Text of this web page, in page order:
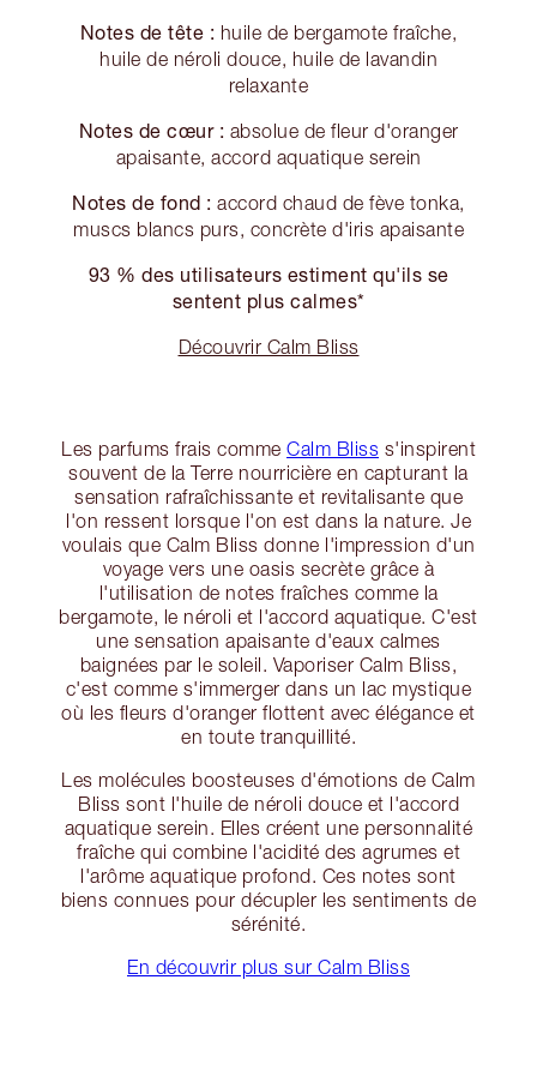
Notes de tête : huile de bergamote fraîche,
huile de néroli douce, huile de lavandin
relaxante
Notes de cœur : absolue de fleur d'oranger
apaisante, accord aquatique serein
Notes de fond : accord chaud de fève tonka,
muscs blancs purs, concrète d'iris apaisante
93 % des utilisateurs estiment qu'ils se
sentent plus calmes*
Découvrir Calm Bliss
Les parfums frais comme Calm Bliss s'inspirent
souvent de la Terre nourricière en capturant la
sensation rafraîchissante et revitalisante que
l'on ressent lorsque l'on est dans la nature. Je
voulais que Calm Bliss donne l'impression d'un
voyage vers une oasis secrète grâce à
l'utilisation de notes fraîches comme la
bergamote, le néroli et l'accord aquatique. C'est
une sensation apaisante d'eaux calmes
baignées par le soleil. Vaporiser Calm Bliss,
c'est comme s'immerger dans un lac mystique
où les fleurs d'oranger flottent avec élégance et
en toute tranquillité.
Les molécules boosteuses d'émotions de Calm
Bliss sont l'huile de néroli douce et l'accord
aquatique serein. Elles créent une personnalité
fraîche qui combine l'acidité des agrumes et
l'arôme aquatique profond. Ces notes sont
biens connues pour décupler les sentiments de
sérénité.
En découvrir plus sur Calm Bliss